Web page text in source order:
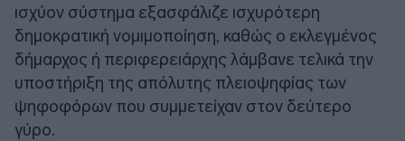
ισχύον σύστημα εξασφάλιζε ισχυρότερη
δημοκρατική νομιμοποίηση, καθώς ο εκλεγμένος
δήμαρχος ή περιφερειάρχης λάμβανε τελικά την
υποστήριξη της απόλυτης πλειοψηφίας των
ψηφοφόρων που συμμετείχαν στον δεύτερο
γύρο.